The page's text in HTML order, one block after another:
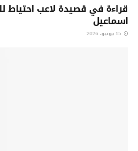
قراءة في قصيدة لاعب احتياط
اسماعيل